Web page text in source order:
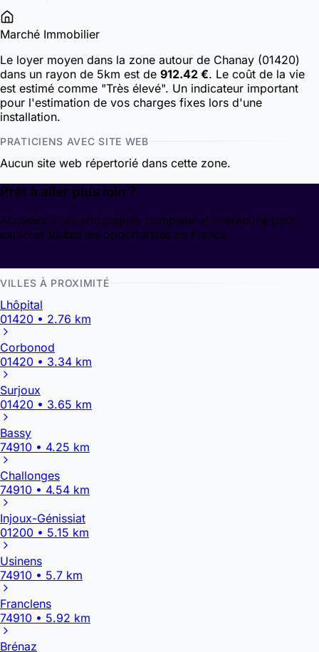
Marché Immobilier
Le loyer moyen dans la zone autour de Chanay (01420)
dans un rayon de 5km est de 912.42 €. Le coût de la vie
est estimé comme "Très élevé". Un indicateur important
pour l'estimation de vos charges fixes lors d'une
installation.
PRATICIENS AVEC SITE WEB
Aucun site web répertorié dans cette zone.
Prêt à aller plus loin ?
Accédez à la cartographie complète et interactive pour
explorer toutes les opportunités en France.
VILLES À PROXIMITÉ
Lhôpital
01420 • 2.76 km
Corbonod
01420 • 3.34 km
Surjoux
01420 • 3.65 km
Bassy
74910 • 4.25 km
Challonges
74910 • 4.54 km
Injoux-Génissiat
01200 • 5.15 km
Usinens
74910 • 5.7 km
Franclens
74910 • 5.92 km
Brénaz